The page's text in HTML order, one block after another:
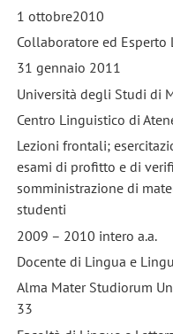
1 ottobre2010
Collaboratore ed
31 gennaio 2011
Università degli Studi di
Centro Linguistico di
Lezioni frontali;
esami di profitto e di
somministrazione di
studenti
2009 – 2010 intero a.a.
Docente di Lingua e
Alma Mater Studiorum
33